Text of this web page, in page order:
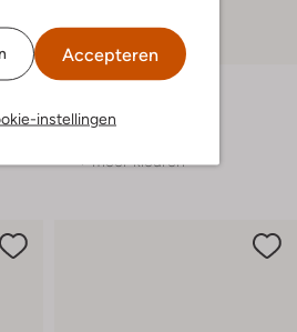
Accepteren
instellingen
Shoesme
€ 59,99
+ meer kleuren